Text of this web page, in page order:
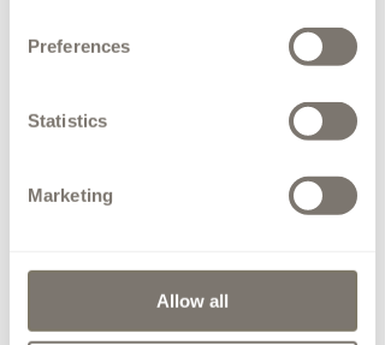
Preferences
Statistics
Marketing
Allow all